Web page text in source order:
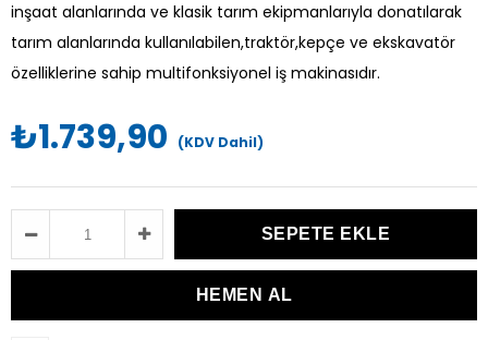
inşaat alanlarında ve klasik tarım ekipmanlarıyla donatılarak
tarım alanlarında kullanılabilen,traktör,kepçe ve ekskavatör
özelliklerine sahip multifonksiyonel iş makinasıdır.
₺1.739,90 (KDV Dahil)